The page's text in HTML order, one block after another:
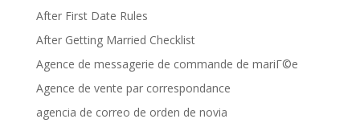
After First Date Rules
After Getting Married Checklist
Agence de messagerie de commande de mariГ©e
Agence de vente par correspondance
agencia de correo de orden de novia